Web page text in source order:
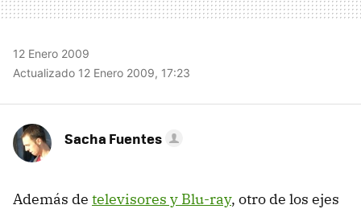
12 Enero 2009
Actualizado 12 Enero 2009, 17:23
Sacha Fuentes
Además de televisores y Blu-ray, otro de los ejes